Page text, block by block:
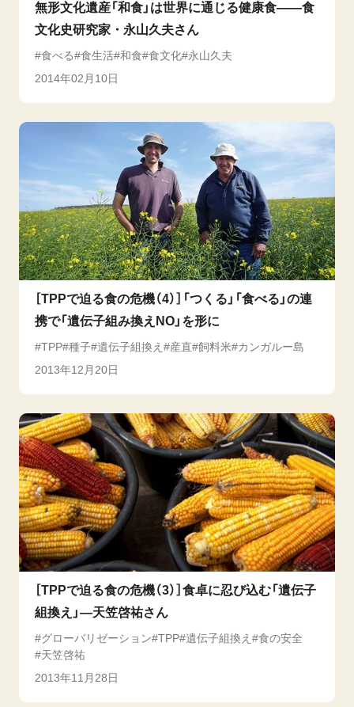
無形文化遺産「和食」は世界に通じる健康食――食
文化史研究家・永山久夫さん
食べる 食生活 和食 食文化 永山久夫
2014年02月10日
［TPPで迫る食の危機（4）］「つくる」「食べる」の連
携で「遺伝子組み換えNO」を形に
TPP 種子 遺伝子組換え 産直 飼料米
カンガルー島
2013年12月20日
［TPPで迫る食の危機（3）］食卓に忍び込む「遺伝子
組換え」―天笠啓祐さん
グローバリゼーション TPP 遺伝子組換え
食の安全
天笠啓祐
2013年11月28日